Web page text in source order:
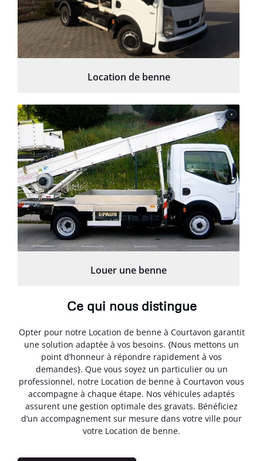
Location de benne
Louer une benne
Ce qui nous distingue
Opter pour notre Location de benne à Courtavon garantit
une solution adaptée à vos besoins. {Nous mettons un
point d’honneur à répondre rapidement à vos
demandes}. Que vous soyez un particulier ou un
professionnel, notre Location de benne à Courtavon vous
accompagne à chaque étape. Nos véhicules adaptés
assurent une gestion optimale des gravats. Bénéficiez
d’un accompagnement sur mesure dans votre ville pour
votre Location de benne.